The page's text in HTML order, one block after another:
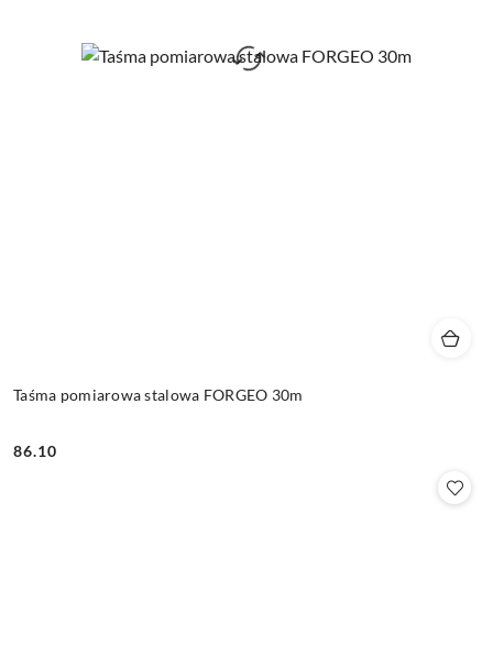
Taśma pomiarowa stalowa FORGEO 30m
Cena:
86.10